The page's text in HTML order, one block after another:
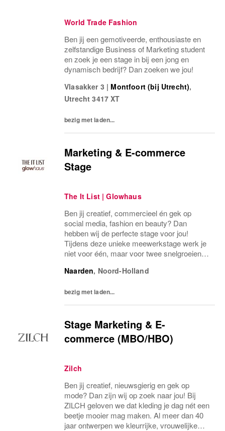
World Trade Fashion
Ben jij een gemotiveerde, enthousiaste en
zelfstandige Business of Marketing student
en zoek je een stage in bij een jong en
dynamisch bedrijf? Dan zoeken we jou!
Vlasakker 3 | Montfoort (bij Utrecht),
Utrecht 3417 XT
bezig met laden...
Marketing & E-commerce
Stage
The It List | Glowhaus
Ben jij creatief, commercieel én gek op
social media, fashion en beauty? Dan
hebben wij de perfecte stage voor jou!
Tijdens deze unieke meewerkstage werk je
niet voor één, maar voor twee snelgroeiende
Naarden, Noord-Holland
bezig met laden...
Stage Marketing & E-
commerce (MBO/HBO)
Zilch
Ben jij creatief, nieuwsgierig en gek op
mode? Dan zijn wij op zoek naar jou! Bij
ZILCH geloven we dat kleding je dag nét een
beetje mooier mag maken. Al meer dan 40
jaar ontwerpen we kleurrijke, vrouwelijke